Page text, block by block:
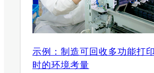
示例：制造可回收多功能打
时的环境考量